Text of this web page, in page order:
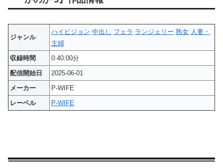
ジャンル
ハイビジョン 中出し フェラ ランジェリー 熟女 人妻・
主婦
収録時間
0:40:00分
配信開始日
2025-06-01
メーカー
P-WIFE
レーベル
P-WIFE